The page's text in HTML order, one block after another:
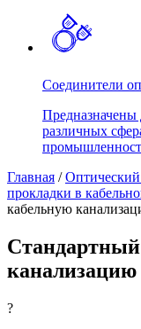
Соединители
Предназначены
различных
Главная /
прокладки в
кабельную
?